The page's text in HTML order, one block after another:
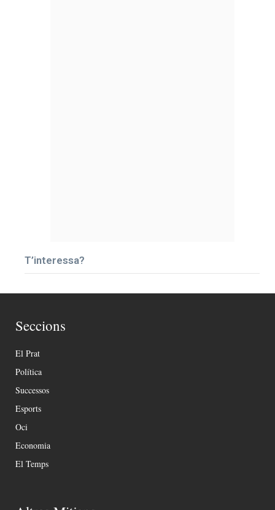
T’interessa?
Seccions
El Prat
Política
Successos
Esports
Oci
Economia
El Temps